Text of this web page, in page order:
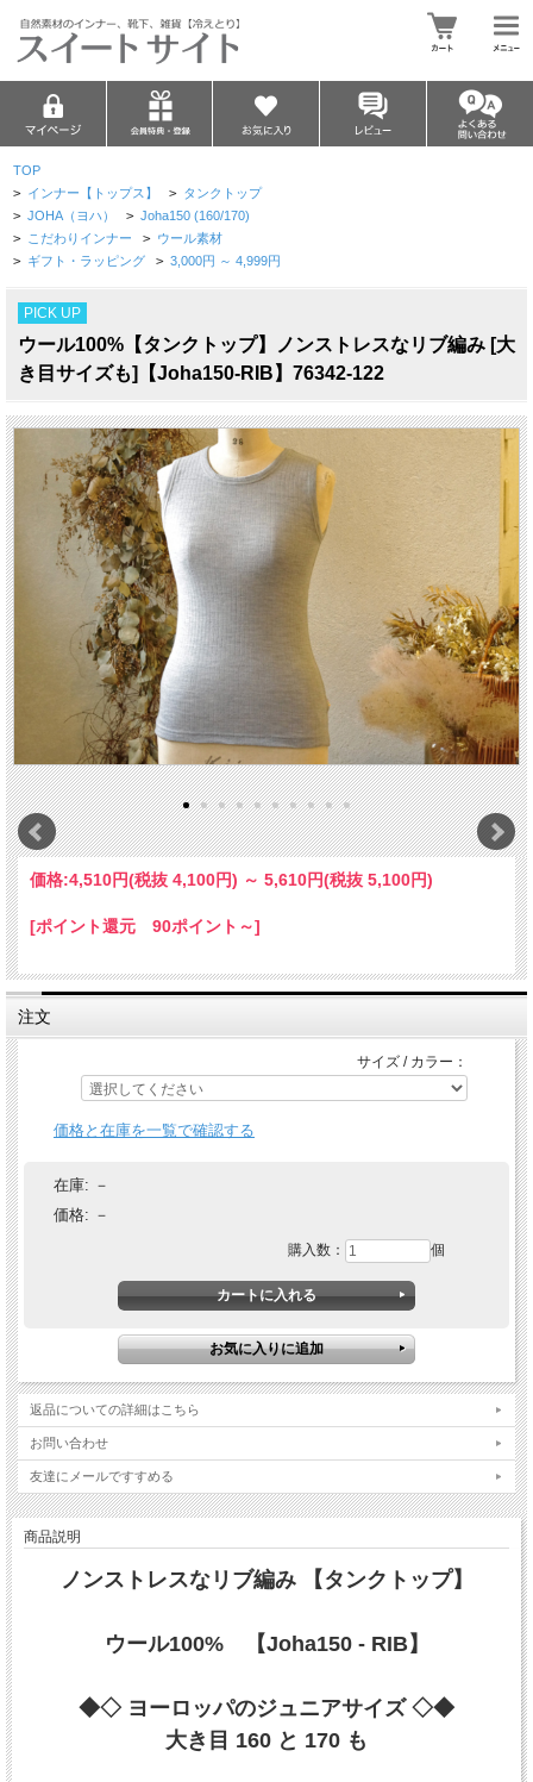
TOP
> インナー【トップス】 > タンクトップ
> JOHA（ヨハ） > Joha150 (160/170)
> こだわりインナー > ウール素材
> ギフト・ラッピング > 3,000円 ～ 4,999円
PICK UP
ウール100%【タンクトップ】ノンストレスなリブ編み [大
き目サイズも]【Joha150-RIB】76342-122
価格:4,510円(税抜 4,100円) ～ 5,610円(税抜 5,100円)
[ポイント還元 90ポイント～]
注文
サイズ / カラー：
価格と在庫を一覧で確認する
在庫: －
価格: －
購入数： 個
返品についての詳細はこちら
お問い合わせ
友達にメールですすめる
商品説明
ノンストレスなリブ編み 【タンクトップ】
ウール100% 【Joha150 - RIB】
◆◇ ヨーロッパのジュニアサイズ ◇◆
大き目 160 と 170 も